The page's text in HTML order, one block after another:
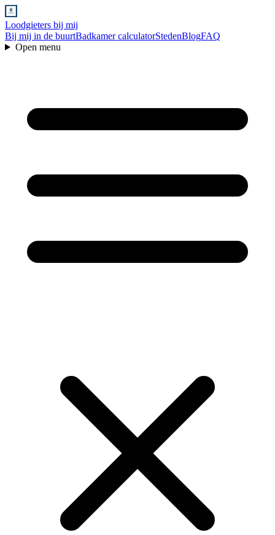
Loodgieters bij mij
Bij mij in de buurtBadkamer calculatorStedenBlogFAQ
Open menu